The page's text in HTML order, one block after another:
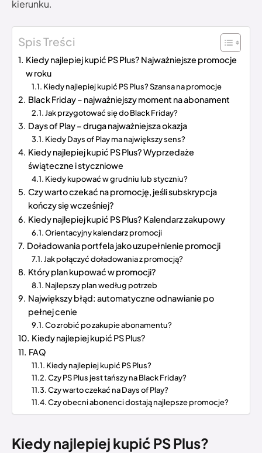
kierunku.
Spis Treści
Kiedy najlepiej kupić PS Plus? Najważniejsze promocje
w roku
Kiedy najlepiej kupić PS Plus? Szansa na promocje
Black Friday – najważniejszy moment na abonament
Jak przygotować się do Black Friday?
Days of Play – druga najważniejsza okazja
Kiedy Days of Play ma największy sens?
Kiedy najlepiej kupić PS Plus? Wyprzedaże
świąteczne i styczniowe
Kiedy kupować w grudniu lub styczniu?
Czy warto czekać na promocję, jeśli subskrypcja
kończy się wcześniej?
Kiedy najlepiej kupić PS Plus? Kalendarz zakupowy
Orientacyjny kalendarz promocji
Doładowania portfela jako uzupełnienie promocji
Jak połączyć doładowania z promocją?
Który plan kupować w promocji?
Najlepszy plan według potrzeb
Największy błąd: automatyczne odnawianie po
pełnej cenie
Co zrobić po zakupie abonamentu?
Kiedy najlepiej kupić PS Plus?
FAQ
Kiedy najlepiej kupić PS Plus?
Czy PS Plus jest tańszy na Black Friday?
Czy warto czekać na Days of Play?
Czy obecni abonenci dostają najlepsze promocje?
Kiedy najlepiej kupić PS Plus?